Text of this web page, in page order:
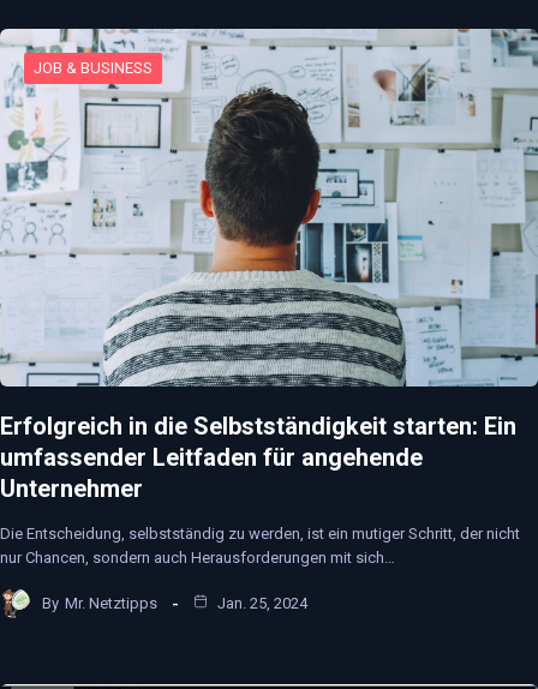
JOB & BUSINESS
Erfolgreich in die Selbstständigkeit starten: Ein
umfassender Leitfaden für angehende
Unternehmer
Die Entscheidung, selbstständig zu werden, ist ein mutiger Schritt, der nicht
nur Chancen, sondern auch Herausforderungen mit sich…
By Mr. Netztipps Jan. 25, 2024